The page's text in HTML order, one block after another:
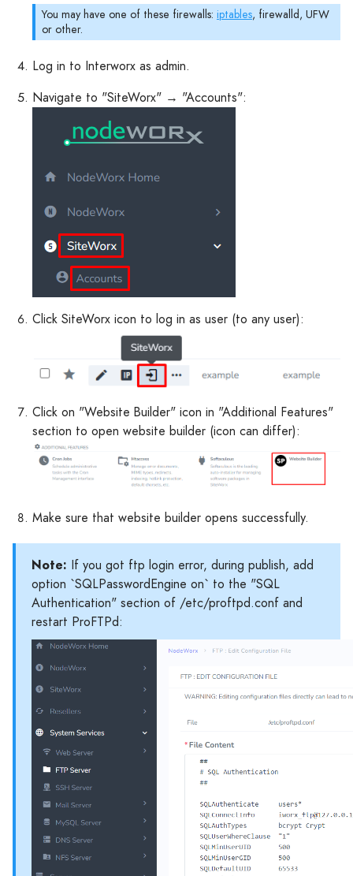
You may have one of these firewalls: iptables, firewalld, UFW
or other.
Log in to Interworx as admin.
Navigate to "SiteWorx" → "Accounts":
Click SiteWorx icon to log in as user (to any user):
Click on "Website Builder" icon in "Additional Features"
section to open website builder (icon can differ):
Make sure that website builder opens successfully.
Note: If you got ftp login error, during publish, add
option `SQLPasswordEngine on` to the "SQL
Authentication" section of /etc/proftpd.conf and
restart ProFTPd: